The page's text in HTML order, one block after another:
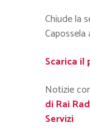
Chiude la
Capossela
Scarica il
Notizie
di Rai
Servizi